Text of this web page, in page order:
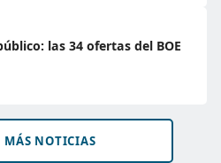
las 34 ofertas del BOE
MÁS NOTICIAS